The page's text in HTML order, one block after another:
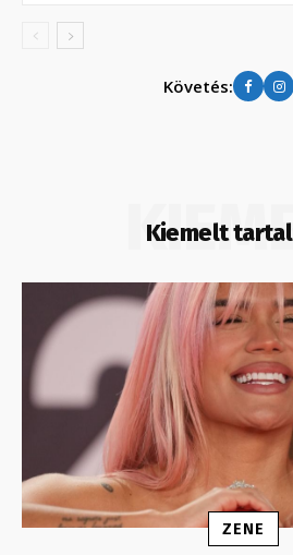
Követés:
Kiemelt
ZENE